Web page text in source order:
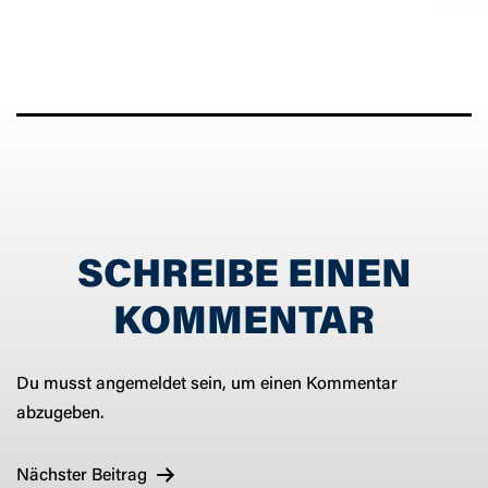
SCHREIBE EINEN
KOMMENTAR
Du musst angemeldet sein, um einen Kommentar
abzugeben.
BEITRAGSNAVIGATION
Nächster Beitrag